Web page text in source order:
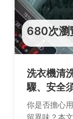
680次瀏
洗衣機清
驟、安全
你是否擔心
留異味？本